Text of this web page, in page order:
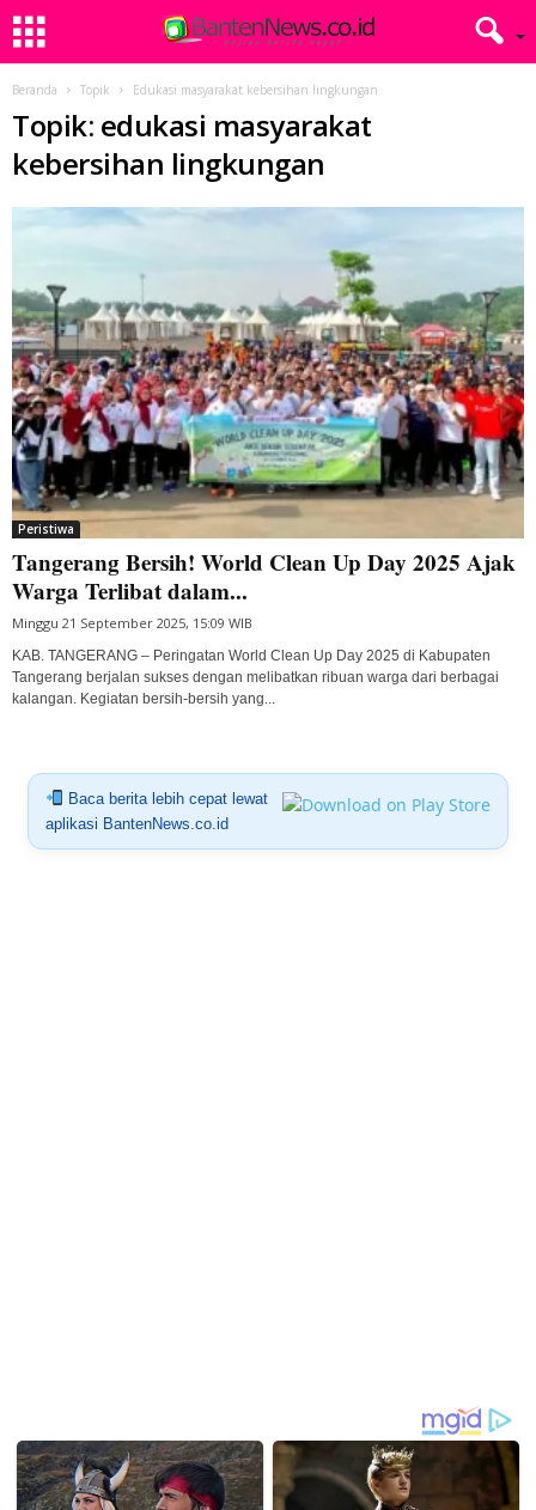
Beranda Topik Edukasi masyarakat kebersihan lingkungan
Topik: edukasi masyarakat
kebersihan lingkungan
Peristiwa
Tangerang Bersih! World Clean Up Day 2025 Ajak
Warga Terlibat dalam...
Minggu 21 September 2025, 15:09 WIB
KAB. TANGERANG – Peringatan World Clean Up Day 2025 di Kabupaten
Tangerang berjalan sukses dengan melibatkan ribuan warga dari berbagai
kalangan. Kegiatan bersih-bersih yang...
Baca berita lebih cepat lewat
aplikasi BantenNews.co.id